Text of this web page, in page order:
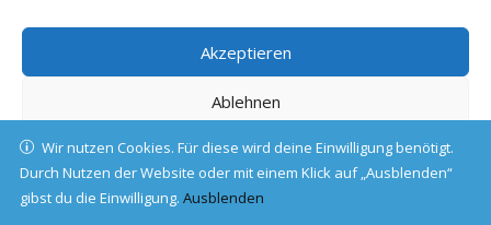
Akzeptieren
Ablehnen
Einstellungen ansehen
Cookie-RichtlinieDatenschutz
Wir nutzen Cookies. Für diese wird deine Einwilligung benötigt.
Durch Nutzen der Website oder mit einem Klick auf „Ausblenden“
gibst du die Einwilligung.Ausblenden